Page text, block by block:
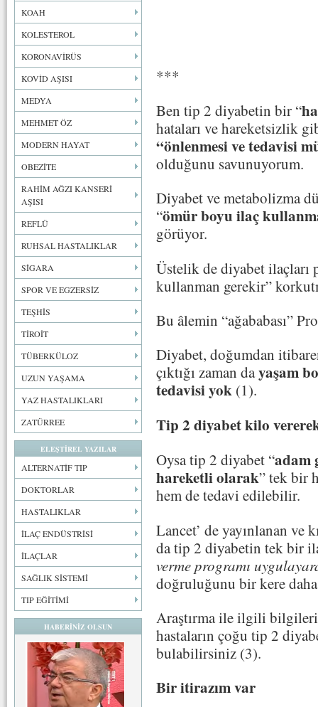
KOAH
KOLESTEROL
KORONAVİRÜS
KOVİD AŞISI
MEDYA
MEHMET ÖZ
MODERN HAYAT
OBEZİTE
RAHİM AĞZI KANSERİ
AŞISI
REFLÜ
RUHSAL HASTALIKLAR
SİGARA
SPOR VE EGZERSİZ
TEŞHİS
TİROİT
TÜBERKÜLOZ
UZUN YAŞAMA
YAZ HASTALIKLARI
ZATÜRREE
ELEŞTİREL YAZILAR
ALTERNATİF TIP
DOKTORLAR
HASTALIKLAR
İLAÇ ENDÜSTRİSİ
İLAÇLAR
SAĞLIK SİSTEMİ
TIP EĞİTİMİ
HABERİNİZ OLSUN
***
Ben tip 2 diyabetin bir “
hataları ve hareketsizlik
“önlenmesi ve tedavisi
olduğunu savunuyorum.
Diyabet ve metabolizma
“ömür boyu ilaç
görüyor.
Üstelik de diyabet ilaçları
kullanman gerekir”
Bu âlemin “ağababası”
Diyabet, doğumdan
çıktığı zaman dayaşam
tedavisi yok (1).
Tip 2 diyabet kilo
Oysa tip 2 diyabet “adam
hareketli olarak” tek bir
hem de tedavi edilebilir.
Lancet’ de yayınlanan ve
da tip 2 diyabetin tek bir
verme programı
doğruluğunu bir kere
Araştırma ile ilgili
hastaların çoğu tip 2
bulabilirsiniz (3).
Bir itirazım var